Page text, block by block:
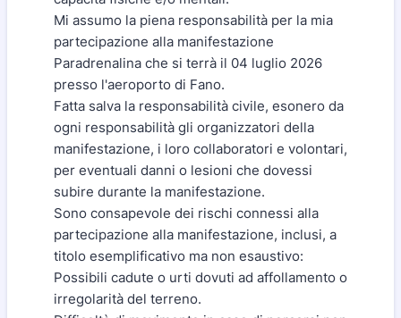
Mi assumo la piena responsabilità per la mia
partecipazione alla manifestazione
Paradrenalina che si terrà il 04 luglio 2026
presso l'aeroporto di Fano.
Fatta salva la responsabilità civile, esonero da
ogni responsabilità gli organizzatori della
manifestazione, i loro collaboratori e volontari,
per eventuali danni o lesioni che dovessi
subire durante la manifestazione.
Sono consapevole dei rischi connessi alla
partecipazione alla manifestazione, inclusi, a
titolo esemplificativo ma non esaustivo:
Possibili cadute o urti dovuti ad affollamento o
irregolarità del terreno.